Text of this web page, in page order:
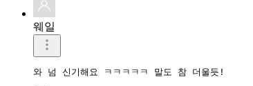
웨일
와 넘 신기해요 ㅋㅋㅋㅋㅋ 말도 참 더울듯!